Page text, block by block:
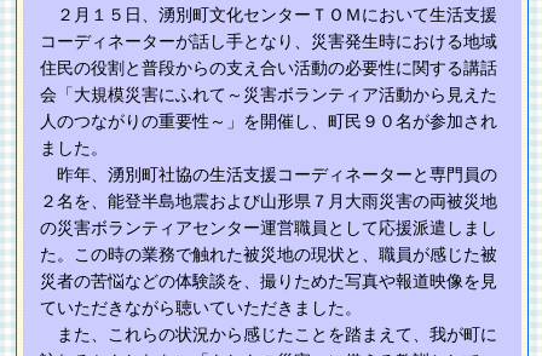
２月１５日、湧別町文化センターＴＯＭにおいて生活支援
コーディネーターが話し手となり、災害発生時における地域
住民の役割と普段からの支え合い活動の必要性に関する講話
会「大規模災害にふれて～災害ボランティア活動から見えた
人のつながりの重要性～」を開催し、町民９０名が参加され
ました。
昨年、湧別町社協の生活支援コーディネーターと専門員の
２名を、能登半島地震および山形県７月大雨災害の両被災地
の災害ボランティアセンター運営職員として応援派遣しまし
た。この時の業務で触れた被災地の現状と、職員が感じた被
災者の苦悩などの体験談を、撮りためた写真や報道映像を見
ていただきながら聴いていただきました。
また、これらの状況から感じたことを踏まえて、我が町に